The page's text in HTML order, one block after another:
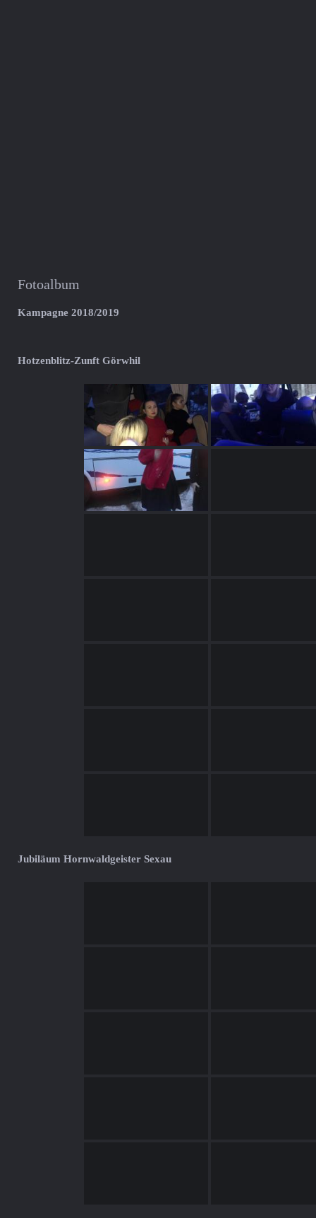
Fotoalbum
Kampagne 2018/2019
Hotzenblitz-Zunft Görwhil
Jubiläum Hornwaldgeister Sexau